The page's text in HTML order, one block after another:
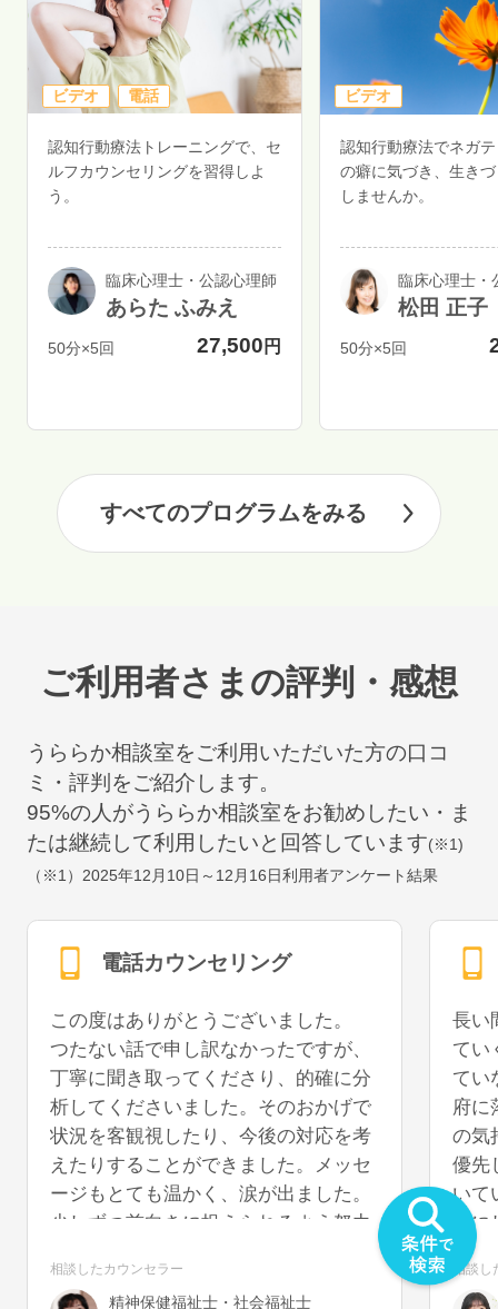
ビデオ 電話
認知行動療法トレーニングで、セ
ルフカウンセリングを習得しよ
う。
臨床心理士・公認心理師
あらた ふみえ
50分×5回 27,500 円
ビデオ
認知行動療法でネガ
の癖に気づき、生き
しませんか。
臨床心理士・
松田 正子
50分×5回
すべてのプログラムをみる
ご利用者さまの評判・感想
うららか相談室をご利用いただいた方の口コ
ミ・評判をご紹介します。
95%の人がうららか相談室をお勧めしたい・ま
たは継続して利用したいと回答しています(※1)
（※1） 2025年12月10日～12月16日利用者アンケート結果
電話カウンセリング
この度はありがとうございました。
つたない話で申し訳なかったですが、
丁寧に聞き取ってくださり、的確に分
析してくださいました。そのおかげで
状況を客観視したり、今後の対応を考
えたりすることができました。メッセ
ージもとても温かく、涙が出ました。
少しずつ前向きに捉えられるよう努力
あれば、再度お話を聞いていただける
相談したカウンセラー
精神保健福祉士・社会福祉士
長い
てい
てい
府に
の気
優先
いて
事
うに
を切
相談